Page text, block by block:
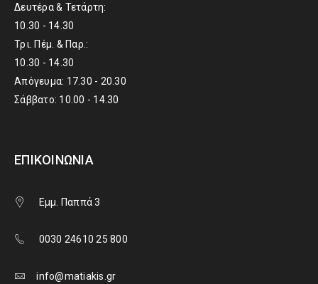
Δευτέρα & Τετάρτη:
10.30 - 14.30
Τρι. Πέμ. & Παρ.:
10.30 - 14.30
Απόγευμα: 17.30 - 20.30
Σάββατο: 10.00 - 14.30
ΕΠΙΚΟΙΝΩΝΊΑ
Εμμ. Παππά 3
0030 24610 25 800
info@matiakis.gr